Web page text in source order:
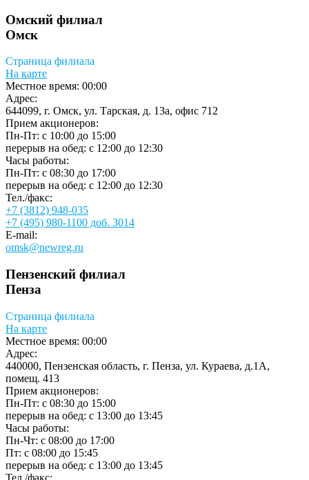
Омский филиал
Омск
Страница филиала
На карте
Местное время: 00:00
Адрес:
644099, г. Омск, ул. Тарская, д. 13а, офис 712
Прием акционеров:
Пн-Пт: с 10:00 до 15:00
перерыв на обед: с 12:00 до 12:30
Часы работы:
Пн-Пт: с 08:30 до 17:00
перерыв на обед: с 12:00 до 12:30
Тел./факс:
+7 (3812) 948-035
+7 (495) 980-1100 доб. 3014
E-mail:
omsk@newreg.ru
Пензенский филиал
Пенза
Страница филиала
На карте
Местное время: 00:00
Адрес:
440000, Пензенская область, г. Пенза, ул. Кураева, д.1А,
помещ. 413
Прием акционеров:
Пн-Пт: с 08:30 до 15:00
перерыв на обед: с 13:00 до 13:45
Часы работы:
Пн-Чт: с 08:00 до 17:00
Пт: с 08:00 до 15:45
перерыв на обед: с 13:00 до 13:45
Тел./факс: